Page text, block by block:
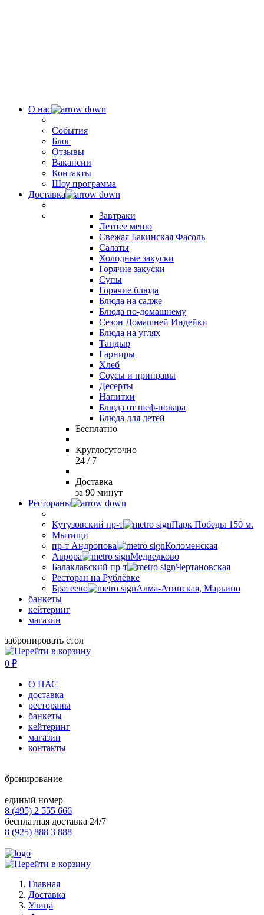
О нас
События
Блог
Отзывы
Вакансии
Контакты
Шоу программа
Доставка
Завтраки
Летнее меню
Свежая Бакинская Фасоль
Салаты
Холодные закуски
Горячие закуски
Супы
Горячие блюда
Блюда на садже
Блюда по-домашнему
Сезон Домашней Индейки
Блюда на углях
Тандыр
Гарниры
Хлеб
Соусы и приправы
Десерты
Напитки
Блюда от шеф-повара
Блюда для детей
Бесплатно
Круглосуточно
24 / 7
Доставка
за 90 минут
Рестораны
Кутузовский пр-т
Парк Победы 150 м.
Мытищи
пр-т Андропова
Коломенская
Аврора
Медведково
Балаклавский пр-т
Чертановская
Ресторан на Рублёвке
Братеево
Алма-Атинская, Марьино
банкеты
кейтеринг
магазин
забронировать стол
0 ₽
О НАС
доставка
рестораны
банкеты
кейтеринг
магазин
контакты
бронирование
единый номер
8 (495) 2 555 666
бесплатная доставка 24/7
8 (925) 888 3 888
Главная
Доставка
Улица